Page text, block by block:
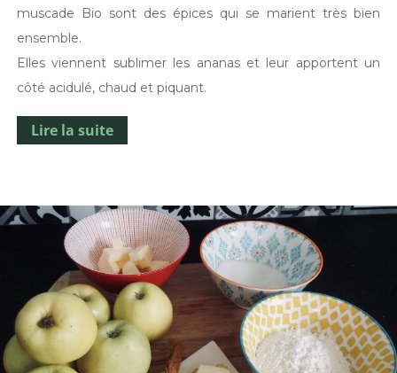
muscade Bio sont des épices qui se marient très bien
ensemble.
Elles viennent sublimer les ananas et leur apportent un
côté acidulé, chaud et piquant.
Lire la suite